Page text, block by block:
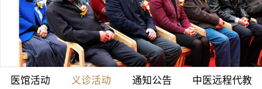
医馆活动 义诊活动 通知公告 中医远程代教